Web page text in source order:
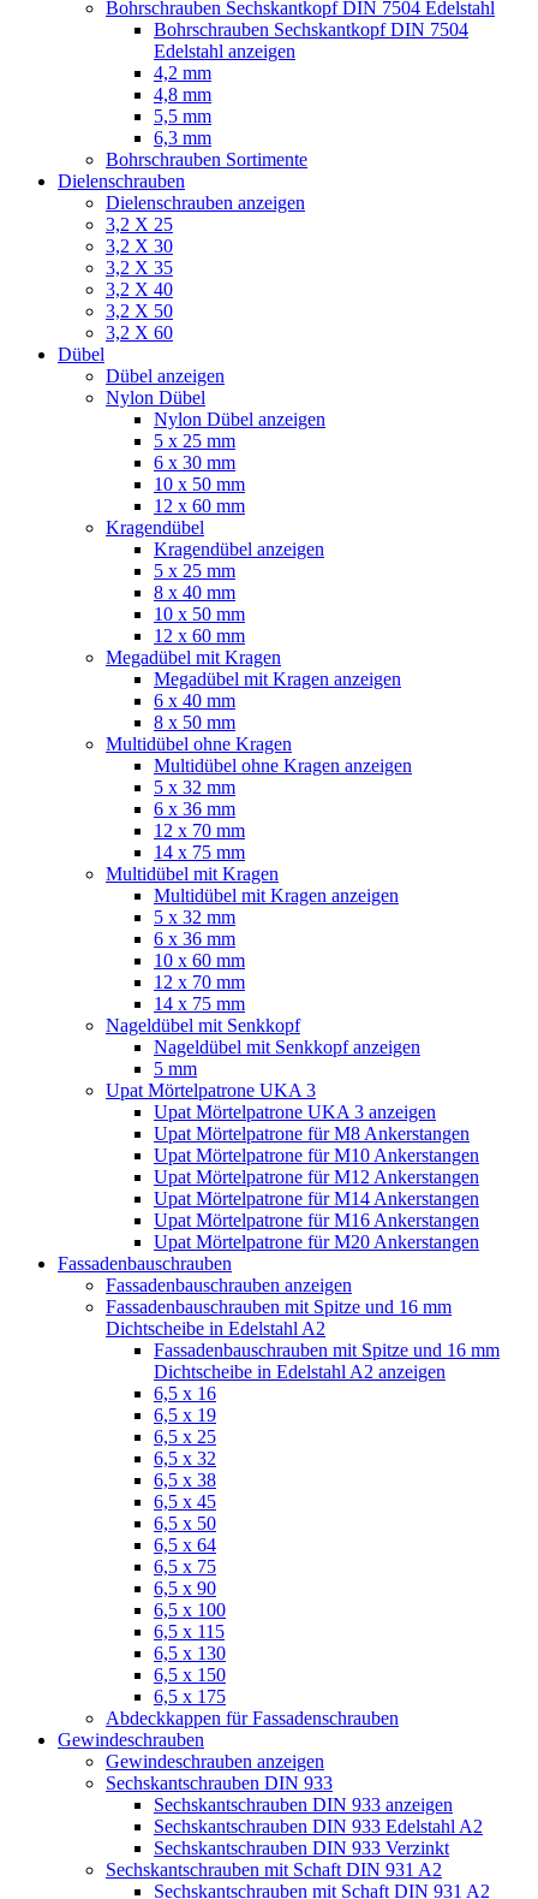
Bohrschrauben Sechskantkopf DIN 7504 Edelstahl
Bohrschrauben Sechskantkopf DIN 7504
Edelstahl anzeigen
4,2 mm
4,8 mm
5,5 mm
6,3 mm
Bohrschrauben Sortimente
Dielenschrauben
Dielenschrauben anzeigen
3,2 X 25
3,2 X 30
3,2 X 35
3,2 X 40
3,2 X 50
3,2 X 60
Dübel
Dübel anzeigen
Nylon Dübel
Nylon Dübel anzeigen
5 x 25 mm
6 x 30 mm
10 x 50 mm
12 x 60 mm
Kragendübel
Kragendübel anzeigen
5 x 25 mm
8 x 40 mm
10 x 50 mm
12 x 60 mm
Megadübel mit Kragen
Megadübel mit Kragen anzeigen
6 x 40 mm
8 x 50 mm
Multidübel ohne Kragen
Multidübel ohne Kragen anzeigen
5 x 32 mm
6 x 36 mm
12 x 70 mm
14 x 75 mm
Multidübel mit Kragen
Multidübel mit Kragen anzeigen
5 x 32 mm
6 x 36 mm
10 x 60 mm
12 x 70 mm
14 x 75 mm
Nageldübel mit Senkkopf
Nageldübel mit Senkkopf anzeigen
5 mm
Upat Mörtelpatrone UKA 3
Upat Mörtelpatrone UKA 3 anzeigen
Upat Mörtelpatrone für M8 Ankerstangen
Upat Mörtelpatrone für M10 Ankerstangen
Upat Mörtelpatrone für M12 Ankerstangen
Upat Mörtelpatrone für M14 Ankerstangen
Upat Mörtelpatrone für M16 Ankerstangen
Upat Mörtelpatrone für M20 Ankerstangen
Fassadenbauschrauben
Fassadenbauschrauben anzeigen
Fassadenbauschrauben mit Spitze und 16 mm
Dichtscheibe in Edelstahl A2
Fassadenbauschrauben mit Spitze und 16 mm
Dichtscheibe in Edelstahl A2 anzeigen
6,5 x 16
6,5 x 19
6,5 x 25
6,5 x 32
6,5 x 38
6,5 x 45
6,5 x 50
6,5 x 64
6,5 x 75
6,5 x 90
6,5 x 100
6,5 x 115
6,5 x 130
6,5 x 150
6,5 x 175
Abdeckkappen für Fassadenschrauben
Gewindeschrauben
Gewindeschrauben anzeigen
Sechskantschrauben DIN 933
Sechskantschrauben DIN 933 anzeigen
Sechskantschrauben DIN 933 Edelstahl A2
Sechskantschrauben DIN 933 Verzinkt
Sechskantschrauben mit Schaft DIN 931 A2
Sechskantschrauben mit Schaft DIN 931 A2